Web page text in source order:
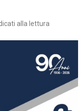
alla lettura